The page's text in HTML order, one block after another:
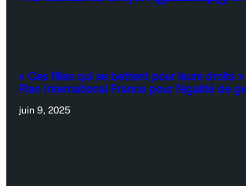
« Ces filles qui se battent pour leurs droits
Plan International France pour l’égalité de
juin 9, 2025